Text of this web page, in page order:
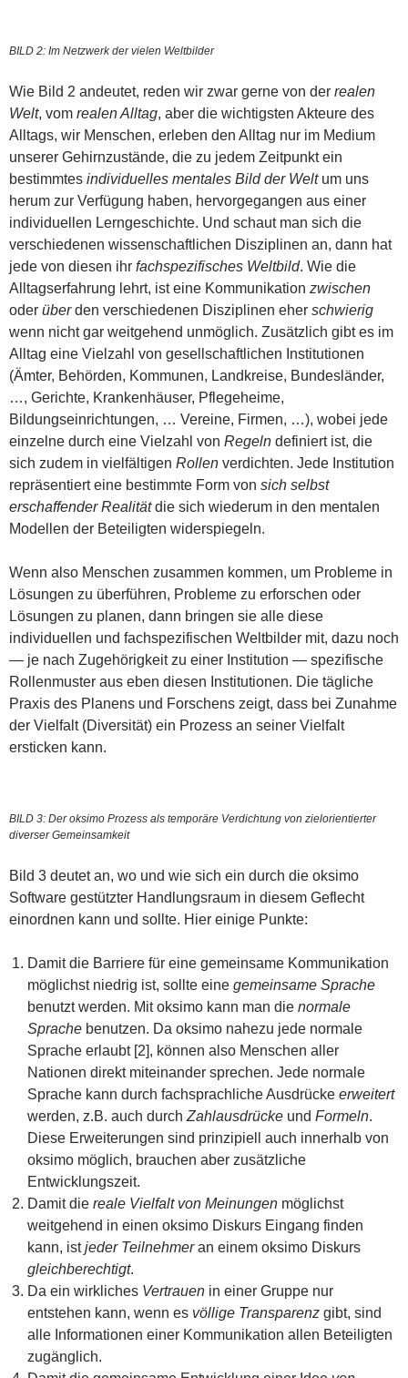
BILD 2: Im Netzwerk der vielen Weltbilder
Wie Bild 2 andeutet, reden wir zwar gerne von der realen
Welt, vom realen Alltag, aber die wichtigsten Akteure des
Alltags, wir Menschen, erleben den Alltag nur im Medium
unserer Gehirnzustände, die zu jedem Zeitpunkt ein
bestimmtes individuelles mentales Bild der Welt um uns
herum zur Verfügung haben, hervorgegangen aus einer
individuellen Lerngeschichte. Und schaut man sich die
verschiedenen wissenschaftlichen Disziplinen an, dann hat
jede von diesen ihr fachspezifisches Weltbild. Wie die
Alltagserfahrung lehrt, ist eine Kommunikation zwischen
oder überden verschiedenen Disziplinen eher schwierig
wenn nicht gar weitgehend unmöglich. Zusätzlich gibt es im
Alltag eine Vielzahl von gesellschaftlichen Institutionen
(Ämter, Behörden, Kommunen, Landkreise, Bundesländer,
…, Gerichte, Krankenhäuser, Pflegeheime,
Bildungseinrichtungen, … Vereine, Firmen, …), wobei jede
einzelne durch eine Vielzahl von Regeln definiert ist, die
sich zudem in vielfältigen Rollen verdichten. Jede Institution
repräsentiert eine bestimmte Form von sich selbst
erschaffender Realitätdie sich wiederum in den mentalen
Modellen der Beteiligten widerspiegeln.
Wenn also Menschen zusammen kommen, um Probleme in
Lösungen zu überführen, Probleme zu erforschen oder
Lösungen zu planen, dann bringen sie alle diese
individuellen und fachspezifischen Weltbilder mit, dazu noch
— je nach Zugehörigkeit zu einer Institution — spezifische
Rollenmuster aus eben diesen Institutionen. Die tägliche
Praxis des Planens und Forschens zeigt, dass bei Zunahme
der Vielfalt (Diversität) ein Prozess an seiner Vielfalt
ersticken kann.
BILD 3: Der oksimo Prozess als temporäre Verdichtung von zielorientierter
diverser Gemeinsamkeit
Bild 3 deutet an, wo und wie sich ein durch die oksimo
Software gestützter Handlungsraum in diesem Geflecht
einordnen kann und sollte. Hier einige Punkte:
Damit die Barriere für eine gemeinsame Kommunikation
möglichst niedrig ist, sollte eine gemeinsame Sprache
benutzt werden. Mit oksimo kann man die normale
Sprache benutzen. Da oksimo nahezu jede normale
Sprache erlaubt [2], können also Menschen aller
Nationen direkt miteinander sprechen. Jede normale
Sprache kann durch fachsprachliche Ausdrücke erweitert
werden, z.B. auch durch Zahlausdrücke und Formeln.
Diese Erweiterungen sind prinzipiell auch innerhalb von
oksimo möglich, brauchen aber zusätzliche
Entwicklungszeit.
Damit die reale Vielfalt von Meinungen möglichst
weitgehend in einen oksimo Diskurs Eingang finden
kann, istjeder Teilnehmeran einem oksimo Diskurs
gleichberechtigt.
Da ein wirkliches Vertrauen in einer Gruppe nur
entstehen kann, wenn es völlige Transparenz gibt, sind
alle Informationen einer Kommunikation allen Beteiligten
zugänglich.